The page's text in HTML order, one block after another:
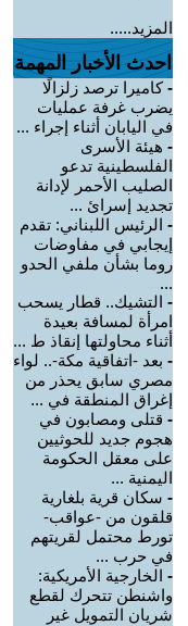
المزيد.....
احدث الأخبار المهمة
-كاميرا ترصد زلزالًا
يضرب غرفة عمليات
في اليابان أثناء إجراء ...
- هيئة الأسرى
الفلسطينية تدعو
الصليب الأحمر لإدانة
تجديد إسرائ ...
- الرئيس اللبناني: تقدم
إيجابي في مفاوضات
روما بشأن ملفي الحدو
...
- التشيك.. قطار يسحب
امرأة لمسافة بعيدة
أثناء محاولتها إنقاذ ط ...
- بعد -اتفاقية مكة-.. لواء
مصري سابق يحذر من
إغراق المنطقة في ...
- قتلى ومصابون في
هجوم جديد للحوثيين
على معقل الحكومة
اليمنية ...
- سكان قرية بلغارية
قلقون من -عواقب-
تورط محتمل لقريتهم
في حرب ...
- الخارجية الأمريكية:
واشنطن تتحرك لقطع
شريان التمويل غير